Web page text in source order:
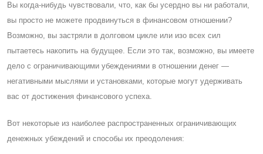
Вы когда-нибудь чувствовали, что, как бы усердно вы ни работали,
вы просто не можете продвинуться в финансовом отношении?
Возможно, вы застряли в долговом цикле или изо всех сил
пытаетесь накопить на будущее. Eсли это так, возможно, вы имеете
дело с ограничивающими убеждениями в отношении денег —
негативными мыслями и установками, которые могут удерживать
вас от достижения финансового успеха.
Вот некоторые из наиболее распространенных ограничивающих
денежных убеждений и способы их преодоления: